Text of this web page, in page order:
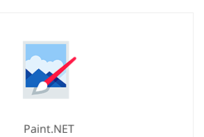
Paint.NET